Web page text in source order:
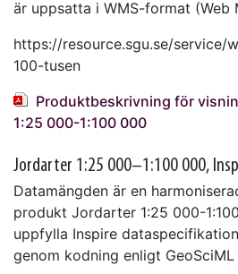
är uppsatta i WMS-format (Web
https://resource.sgu.se/service/
100-tusen
Produktbeskrivning för
1:25 000-1:100 000
Jordarter 1:25 000–1:100 000,
Datamängden är en
produkt Jordarter 1:25 000-
uppfylla Inspire
genom kodning enligt GeoSciML